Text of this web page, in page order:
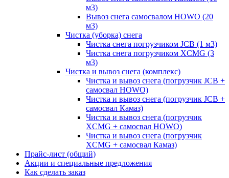
м3)
Вывоз снега самосвалом HOWO (20
м3)
Чистка (уборка) снега
Чистка снега погрузчиком JCB (1 м3)
Чистка снега погрузчиком XCMG (3
м3)
Чистка и вывоз снега (комплекс)
Чистка и вывоз снега (погрузчик JCB +
самосвал HOWO)
Чистка и вывоз снега (погрузчик JCB +
самосвал Камаз)
Чистка и вывоз снега (погрузчик
XCMG + самосвал HOWO)
Чистка и вывоз снега (погрузчик
XCMG + самосвал Камаз)
Прайс-лист (общий)
Акции и специальные предложения
Как сделать заказ